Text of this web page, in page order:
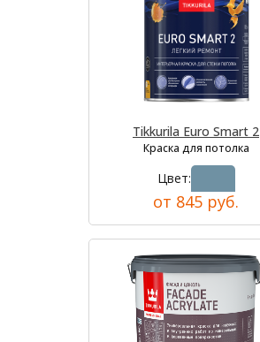
Tikkurila Euro Smart 2
Краска для потолка
Цвет:
от 845 руб.